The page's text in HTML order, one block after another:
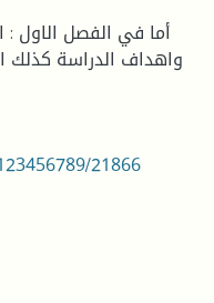
أما في الفصل الاول :
واهداف الدراسة كذلك
21866